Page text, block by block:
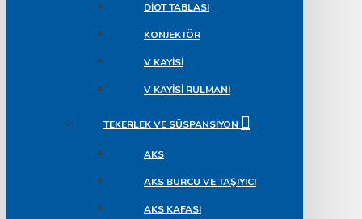
DIOT TABLASI
KONJEKTÖR
V KAYISI
V KAYISI RULMANI
TEKERLEK VE SÜSPANSIYON
AKS
AKS BURCU VE TAŞIYICI
AKS KAFASI